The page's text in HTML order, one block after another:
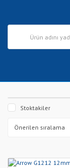
Stoktakiler